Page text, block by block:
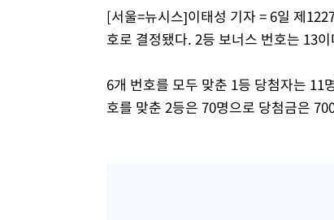
[서울=뉴시스]이태성 기자 = 6일 제
호로 결정됐다. 2등 보너스 번호는 13
6개 번호를 모두 맞춘 1등 당첨자는 11
호를 맞춘 2등은 70명으로 당첨금은